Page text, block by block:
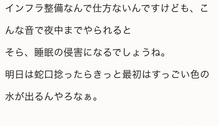
インフラ整備なんで仕方ないんですけども、こ
んな音で夜中までやられると
そら、睡眠の侵害になるでしょうね。
明日は蛇口捻ったらきっと最初はすっごい色の
水が出るんやろなぁ。